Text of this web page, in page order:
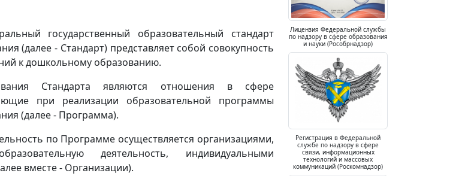
государственный образовательный стандарт
(далее - Стандарт) представляет собой совокупность
к дошкольному образованию.
Стандарта являются отношения в сфере
при реализации образовательной программы
(далее - Программа).
по Программе осуществляется организациями,
деятельность, индивидуальными
вместе - Организации).
Лицензия Федеральной службы
по надзору в сфере образования
и науки (Рособрнадзор)
Регистрация в Федеральной
службе по надзору в сфере
связи, информационных
технологий и массовых
коммуникаций (Роскомнадзор)